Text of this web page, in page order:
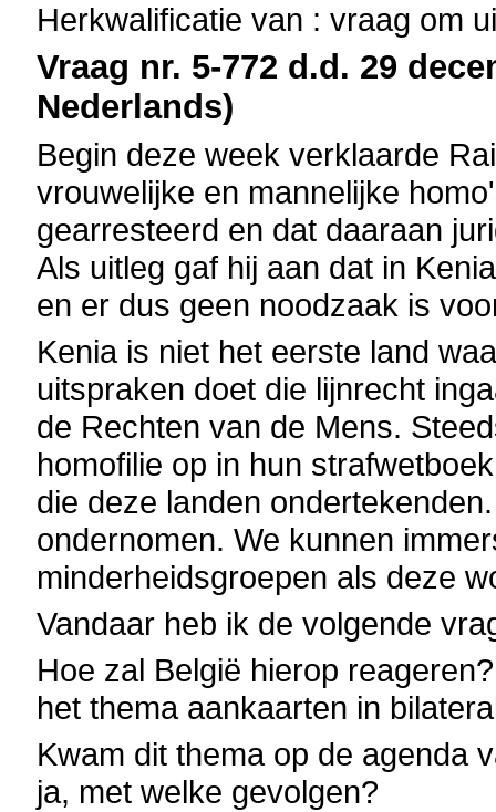
Herkwalificatie van : vraag om
Vraag nr. 5-772 d.d. 29
Nederlands)
Begin deze week verklaarde
vrouwelijke en mannelijke
gearresteerd en dat daaraan
Als uitleg gaf hij aan dat in
en er dus geen noodzaak is
Kenia is niet het eerste land
uitspraken doet die lijnrecht
de Rechten van de Mens.
homofilie op in hun
die deze landen
ondernomen. We kunnen
minderheidsgroepen als deze
Vandaar heb ik de volgende
Hoe zal België hierop
het thema aankaarten in
Kwam dit thema op de agenda
ja, met welke gevolgen?